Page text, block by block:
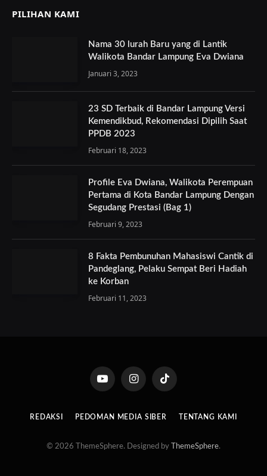
PILIHAN KAMI
Nama 30 lurah Baru yang di Lantik
Walikota Bandar Lampung Eva Dwiana
Januari 3, 2023
23 SD Terbaik di Bandar Lampung Versi
Kemendikbud, Rekomendasi Dipilih Saat
PPDB 2023
Februari 18, 2023
Profile Eva Dwiana, Walikota Perempuan
Pertama di Kota Bandar Lampung Dengan
Segudang Prestasi (Bag 1)
Februari 9, 2023
8 Fakta Pembunuhan Mahasiswi Cantik di
Pandeglang, Pelaku Sempat Beri Hadiah
ke Korban
Februari 11, 2023
YouTube InstagramTikTok
REDAKSI PEDOMAN MEDIA SIBER TENTANG KAMI
© 2026 ThemeSphere. Designed by ThemeSphere.